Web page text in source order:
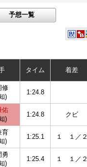
予想一覧
タイム 着差
修
)
1:24.8
佑
)
1:24.8 クビ
育
)
1:25.1 １ １／２
勇
)
1:25.4 １ １／２